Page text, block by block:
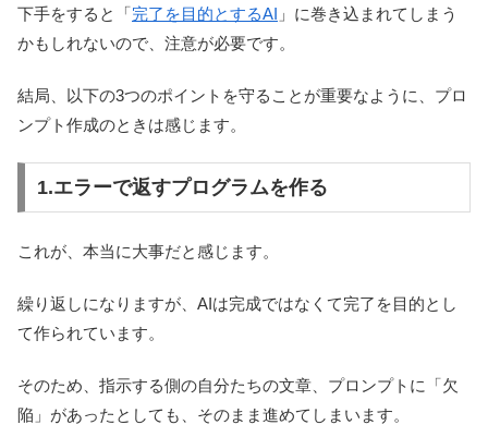
下手をすると「完了を目的とするAI 」に巻き込まれてしまう
かもしれないので、注意が必要です。
結局、以下の3つのポイントを守ることが重要なように、プロ
ンプト作成のときは感じます。
1.エラーで返すプログラムを作る
これが、本当に大事だと感じます。
繰り返しになりますが、AIは完成ではなくて完了を目的とし
て作られています。
そのため、指示する側の自分たちの文章、プロンプトに「欠
陥」があったとしても、そのまま進めてしまいます。